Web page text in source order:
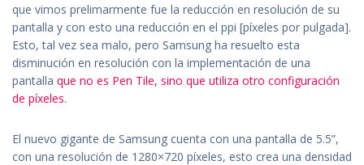
que vimos prelimarmente fue la reducción en resolución de su
pantalla y con esto una reducción en el ppi [píxeles por pulgada].
Esto, tal vez sea malo, pero Samsung ha resuelto esta
disminución en resolución con la implementación de una
pantalla que no es Pen Tile, sino que utiliza otro configuración
de píxeles.
El nuevo gigante de Samsung cuenta con una pantalla de 5.5”,
con una resolución de 1280×720 píxeles, esto crea una densidad